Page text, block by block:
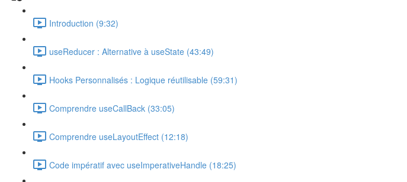
Introduction (9:32)
useReducer : Alternative à useState (43:49)
Hooks Personnalisés : Logique réutilisable (59:31)
Comprendre useCallBack (33:05)
Comprendre useLayoutEffect (12:18)
Code impératif avec useImperativeHandle (18:25)